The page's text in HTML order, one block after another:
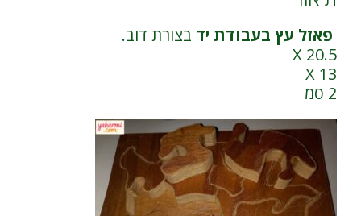
פאזל עץ בעבודת יד בצורת דוב.
20.5 X
X 13
2 סמ